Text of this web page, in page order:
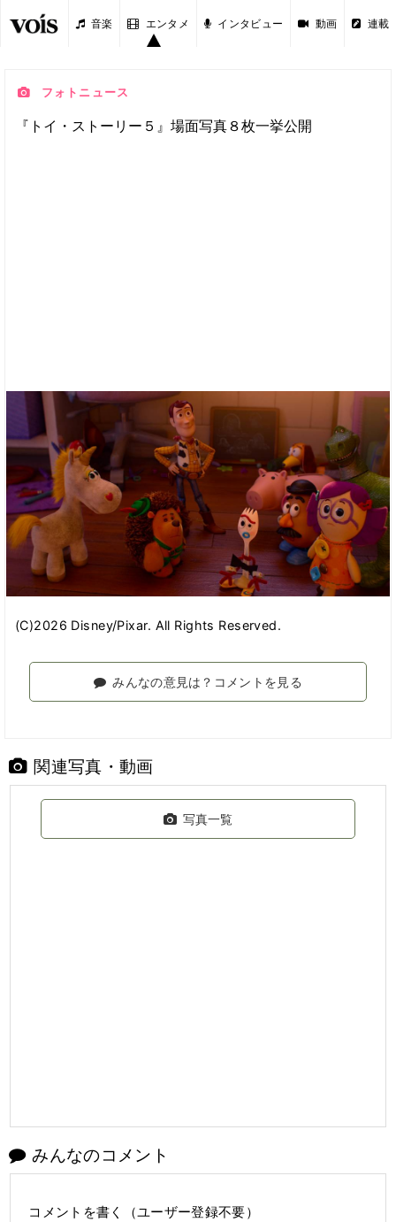
音楽 エンタメ インタビュー 動画 連載
フォトニュース
『トイ・ストーリー５』場面写真８枚一挙公開
(C)2026 Disney/Pixar. All Rights Reserved.
みんなの意見は？コメントを見る
関連写真・動画
写真一覧
みんなのコメント
コメントを書く（ユーザー登録不要）